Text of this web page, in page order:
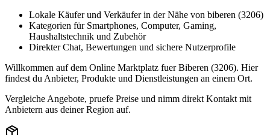
Lokale Käufer und Verkäufer in der Nähe von biberen (3206)
Kategorien für Smartphones, Computer, Gaming,
Haushaltstechnik und Zubehör
Direkter Chat, Bewertungen und sichere Nutzerprofile
Willkommen auf dem Online Marktplatz fuer Biberen (3206). Hier
findest du Anbieter, Produkte und Dienstleistungen an einem Ort.
Vergleiche Angebote, pruefe Preise und nimm direkt Kontakt mit
Anbietern aus deiner Region auf.